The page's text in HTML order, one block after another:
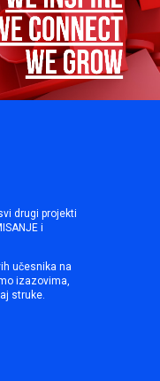
drugi projekti
i
učesnika na
izazovima,
struke.